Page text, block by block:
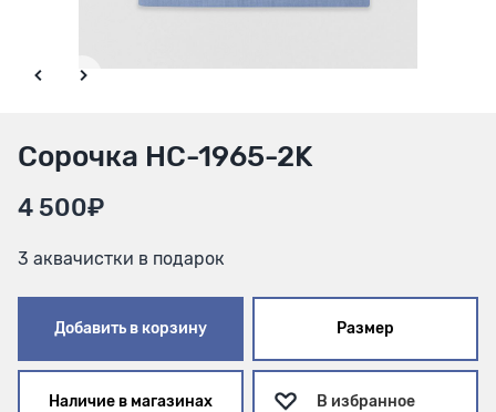
Сорочка HC-1965-2K
4 500₽
3 аквачистки в подарок
Добавить в корзину Размер
Наличие в магазинах В избранное